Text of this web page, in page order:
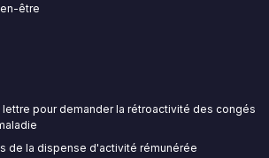
être
pour demander la rétroactivité des congés
de la dispense d'activité rémunérée